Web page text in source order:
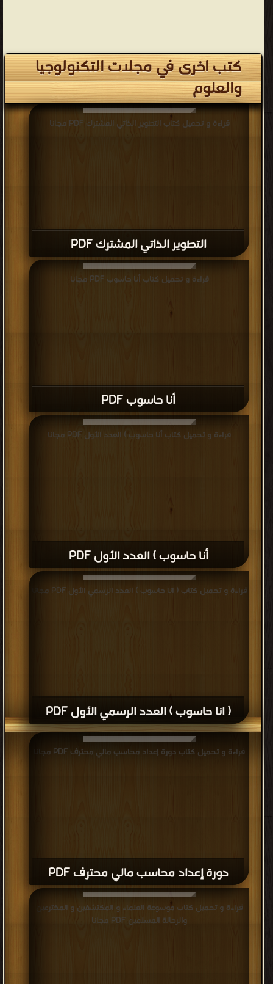
كتب اخرى في مجلات التكنولوجيا
والعلوم
التطوير الذاتي المشترك PDF
قراءة و تحميل كتاب التطوير الذاتي المشترك PDF مجانا
أنا حاسوب PDF
قراءة و تحميل كتاب أنا حاسوب PDF مجانا
أنا حاسوب ) العدد الأول PDF
قراءة و تحميل كتاب أنا حاسوب ) العدد الأول PDF مجانا
( انا حاسوب ) العدد الرسمي الأول PDF
قراءة و تحميل كتاب ( انا حاسوب ) العدد الرسمي الأول PDF مجانا
دورة إعداد محاسب مالي محترف PDF
قراءة و تحميل كتاب دورة إعداد محاسب مالي محترف PDF مجانا
قراءة و تحميل كتاب موسوعة العلماء و المكتشفين و المخترعين
والرحالة المسلمين PDF مجانا